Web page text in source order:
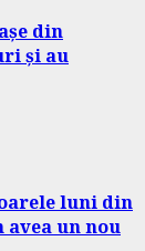
din
și au
luni din
un nou